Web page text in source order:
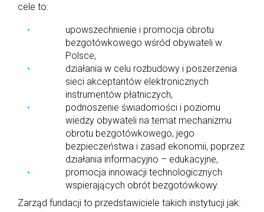
cele to:
upowszechnienie i promocja obrotu
bezgotówkowego wśród obywateli w
Polsce,
działania w celu rozbudowy i poszerzenia
sieci akceptantów elektronicznych
instrumentów płatniczych,
podnoszenie świadomości i poziomu
wiedzy obywateli na temat mechanizmu
obrotu bezgotówkowego, jego
bezpieczeństwa i zasad ekonomii, poprzez
działania informacyjno – edukacyjne,
promocja innowacji technologicznych
wspierających obrót bezgotówkowy.
Zarząd fundacji to przedstawiciele takich instytucji jak: